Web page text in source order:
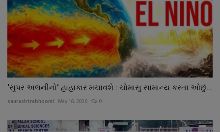
‘સુપર અલનીનો’ હાહાકાર મચાવશે : ચોમાસુ સામાન્ય કરતા ઓછું...
saurashtrabhoomi May 16, 2026 0